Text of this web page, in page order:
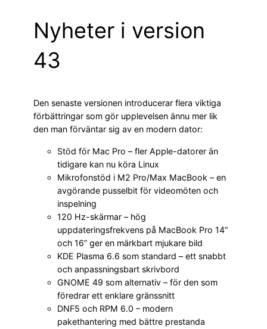
Nyheter i version
43
Den senaste versionen introducerar flera viktiga
förbättringar som gör upplevelsen ännu mer lik
den man förväntar sig av en modern dator:
Stöd för Mac Pro – fler Apple-datorer än
tidigare kan nu köra Linux
Mikrofonstöd i M2 Pro/Max MacBook – en
avgörande pusselbit för videomöten och
inspelning
120 Hz-skärmar – hög
uppdateringsfrekvens på MacBook Pro 14”
och 16” ger en märkbart mjukare bild
KDE Plasma 6.6 som standard – ett snabbt
och anpassningsbart skrivbord
GNOME 49 som alternativ – för den som
föredrar ett enklare gränssnitt
DNF5 och RPM 6.0 – modern
pakethantering med bättre prestanda